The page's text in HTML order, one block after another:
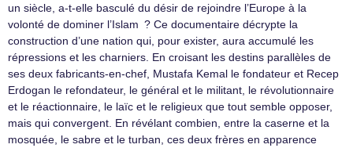
un siècle, a-t-elle basculé du désir de rejoindre l’Europe à la
volonté de dominer l’Islam ? Ce documentaire décrypte la
construction d’une nation qui, pour exister, aura accumulé les
répressions et les charniers. En croisant les destins parallèles de
ses deux fabricants-en-chef, Mustafa Kemal le fondateur et Recep
Erdogan le refondateur, le général et le militant, le révolutionnaire
et le réactionnaire, le laïc et le religieux que tout semble opposer,
mais qui convergent. En révélant combien, entre la caserne et la
mosquée, le sabre et le turban, ces deux frères en apparence